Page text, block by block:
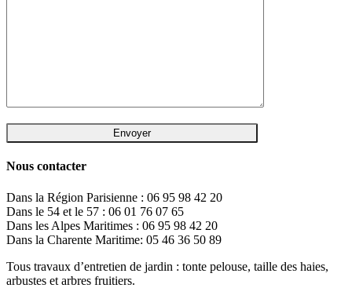
Nous contacter
Dans la Région Parisienne : 06 95 98 42 20
Dans le 54 et le 57 : 06 01 76 07 65
Dans les Alpes Maritimes : 06 95 98 42 20
Dans la Charente Maritime: 05 46 36 50 89
Tous travaux d’entretien de jardin : tonte pelouse, taille des haies,
arbustes et arbres fruitiers.